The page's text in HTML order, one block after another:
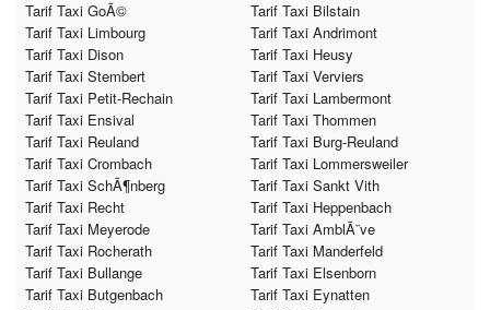
Tarif Taxi GoÃ©
Tarif Taxi Bilstain
Tarif Taxi Limbourg
Tarif Taxi Andrimont
Tarif Taxi Dison
Tarif Taxi Heusy
Tarif Taxi Stembert
Tarif Taxi Verviers
Tarif Taxi Petit-Rechain
Tarif Taxi Lambermont
Tarif Taxi Ensival
Tarif Taxi Thommen
Tarif Taxi Reuland
Tarif Taxi Burg-Reuland
Tarif Taxi Crombach
Tarif Taxi Lommersweiler
Tarif Taxi SchÃ¶nberg
Tarif Taxi Sankt Vith
Tarif Taxi Recht
Tarif Taxi Heppenbach
Tarif Taxi Meyerode
Tarif Taxi AmblÃ¨ve
Tarif Taxi Rocherath
Tarif Taxi Manderfeld
Tarif Taxi Bullange
Tarif Taxi Elsenborn
Tarif Taxi Butgenbach
Tarif Taxi Eynatten